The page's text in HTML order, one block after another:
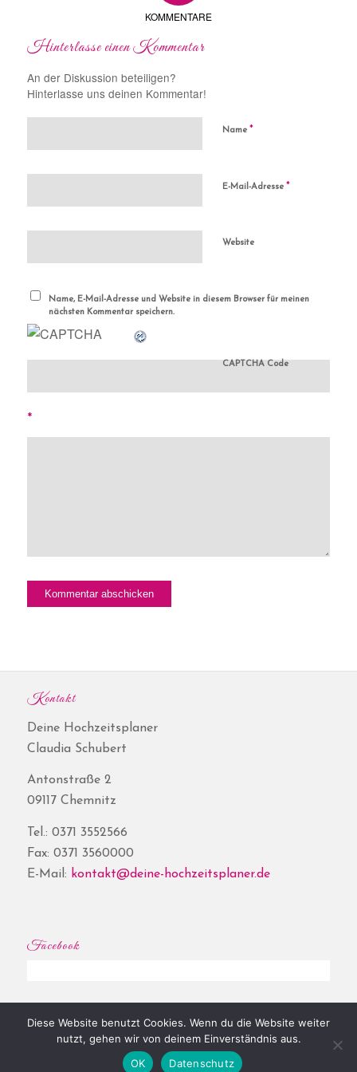
KOMMENTARE
Hinterlasse einen Kommentar
An der Diskussion beteiligen?
Hinterlasse uns deinen Kommentar!
Name *
E-Mail-Adresse *
Website
Name, E-Mail-Adresse und Website in diesem Browser für meinen
nächsten Kommentar speichern.
CAPTCHA Code
*
Kontakt
Deine Hochzeitsplaner
Claudia Schubert
Antonstraße 2
09117 Chemnitz
Tel.: 0371 3552566
Fax: 0371 3560000
E-Mail: kontakt@deine-hochzeitsplaner.de
Facebook
© Copyright - Deine Hochzeitsplaner® | Website byShore|Impressum|
Diese Website benutzt Cookies. Wenn du die Website weiter
nutzt, gehen wir von deinem Einverständnis aus.
OK
Datenschutz